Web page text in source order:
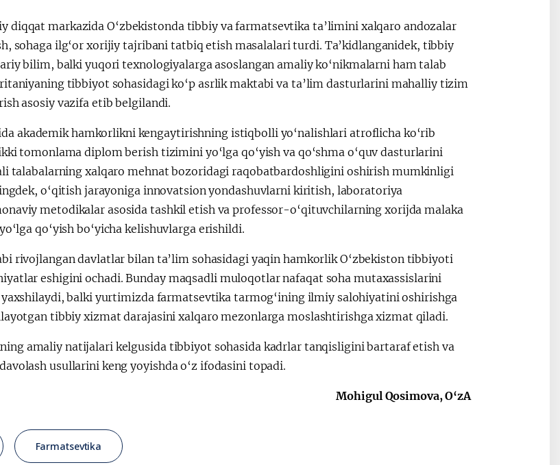
diqqat markazida O‘zbekistonda tibbiy va farmatsevtika ta’limini xalqaro andozalar
sohaga ilg‘or xorijiy tajribani tatbiq etish masalalari turdi. Ta’kidlanganidek, tibbiy
bilim, balki yuqori texnologiyalarga asoslangan amaliy ko‘nikmalarni ham talab
tibbiyot sohasidagi ko‘p asrlik maktabi va ta’lim dasturlarini mahalliy tizim
asosiy vazifa etib belgilandi.
akademik hamkorlikni kengaytirishning istiqbolli yo‘nalishlari atroflicha ko‘rib
tomonlama diplom berish tizimini yo‘lga qo‘yish va qo‘shma o‘quv dasturlarini
talabalarning xalqaro mehnat bozoridagi raqobatbardoshligini oshirish mumkinligi
o‘qitish jarayoniga innovatsion yondashuvlarni kiritish, laboratoriya
metodikalar asosida tashkil etish va professor-o‘qituvchilarning xorijda malaka
qo‘yish bo‘yicha kelishuvlarga erishildi.
rivojlangan davlatlar bilan ta’lim sohasidagi yaqin hamkorlik O‘zbekiston tibbiyoti
eshigini ochadi. Bunday maqsadli muloqotlar nafaqat soha mutaxassislarini
balki yurtimizda farmatsevtika tarmog‘ining ilmiy salohiyatini oshirishga
tibbiy xizmat darajasini xalqaro mezonlarga moslashtirishga xizmat qiladi.
amaliy natijalari kelgusida tibbiyot sohasida kadrlar tanqisligini bartaraf etish va
usullarini keng yoyishda o‘z ifodasini topadi.
Mohigul Qosimova, O‘zA
Farmatsevtika